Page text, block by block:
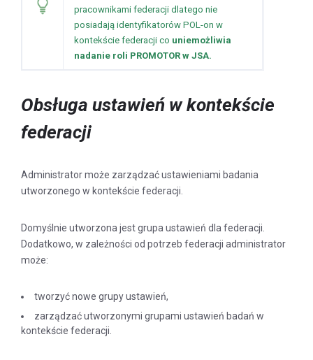
pracownikami federacji dlatego nie
posiadają identyfikatorów POL-on w
kontekście federacji co uniemożliwia
nadanie roli PROMOTOR w JSA.
Obsługa ustawień w kontekście
federacji
Administrator może zarządzać ustawieniami badania
utworzonego w kontekście federacji.
Domyślnie utworzona jest grupa ustawień dla federacji.
Dodatkowo, w zależności od potrzeb federacji administrator
może:
tworzyć nowe grupy ustawień,
zarządzać utworzonymi grupami ustawień badań w
kontekście federacji.